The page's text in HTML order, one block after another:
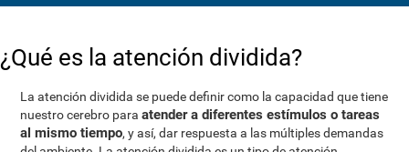
¿Qué es la atención dividida?
La atención dividida se puede definir como la capacidad que tiene
nuestro cerebro paraatender a diferentes estímulos o tareas
al mismo tiempo, y así, dar respuesta a las múltiples demandas